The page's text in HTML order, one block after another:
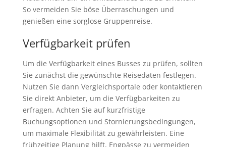
So vermeiden Sie böse Überraschungen und
genießen eine sorglose Gruppenreise.
Verfügbarkeit prüfen
Um die Verfügbarkeit eines Busses zu prüfen, sollten
Sie zunächst die gewünschte Reisedaten festlegen.
Nutzen Sie dann Vergleichsportale oder kontaktieren
Sie direkt Anbieter, um die Verfügbarkeiten zu
erfragen. Achten Sie auf kurzfristige
Buchungsoptionen und Stornierungsbedingungen,
um maximale Flexibilität zu gewährleisten. Eine
frühzeitige Planung hilft, Engpässe zu vermeiden